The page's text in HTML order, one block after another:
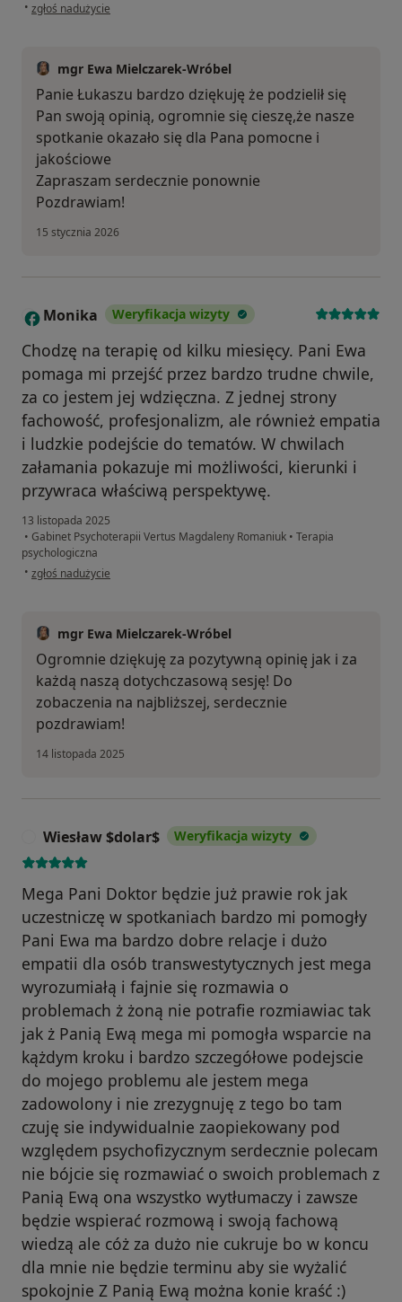
• w opinii użytkownika ŁUKASZ
zgłoś nadużycie
mgr Ewa Mielczarek-Wróbel
Panie Łukaszu bardzo dziękuję że podzielił się
Pan swoją opinią, ogromnie się cieszę,że nasze
spotkanie okazało się dla Pana pomocne i
jakościowe
Zapraszam serdecznie ponownie
Pozdrawiam!
15 stycznia 2026
M Monika Weryfikacja wizyty
Chodzę na terapię od kilku miesięcy. Pani Ewa
pomaga mi przejść przez bardzo trudne chwile,
za co jestem jej wdzięczna. Z jednej strony
fachowość, profesjonalizm, ale również empatia
i ludzkie podejście do tematów. W chwilach
załamania pokazuje mi możliwości, kierunki i
przywraca właściwą perspektywę.
13 listopada 2025
• Gabinet Psychoterapii Vertus Magdaleny Romaniuk • Terapia
psychologiczna
• w opinii użytkownika Monika
zgłoś nadużycie
mgr Ewa Mielczarek-Wróbel
Ogromnie dziękuję za pozytywną opinię jak i za
każdą naszą dotychczasową sesję! Do
zobaczenia na najbliższej, serdecznie
pozdrawiam!
14 listopada 2025
Wiesław $dolar$ Weryfikacja wizyty
Mega Pani Doktor będzie już prawie rok jak
uczestniczę w spotkaniach bardzo mi pomogły
Pani Ewa ma bardzo dobre relacje i dużo
empatii dla osób transwestytycznych jest mega
wyrozumiałą i fajnie się rozmawia o
problemach ż żoną nie potrafie rozmiawiac tak
jak ż Panią Ewą mega mi pomogła wsparcie na
kążdym kroku i bardzo szczegółowe podejscie
do mojego problemu ale jestem mega
zadowolony i nie zrezygnuję z tego bo tam
czuję sie indywidualnie zaopiekowany pod
względem psychofizycznym serdecznie polecam
nie bójcie się rozmawiać o swoich problemach z
Panią Ewą ona wszystko wytłumaczy i zawsze
będzie wspierać rozmową i swoją fachową
wiedzą ale cóż za dużo nie cukruje bo w koncu
dla mnie nie będzie terminu aby sie wyżalić
spokojnie Z Panią Ewą można konie kraść :)